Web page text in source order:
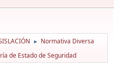
► Normativa Diversa
de Estado de Seguridad